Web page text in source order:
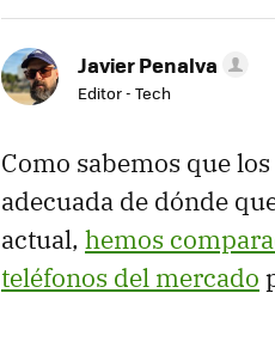
Javier Penalva
Editor - Tech
Como sabemos que
adecuada de dónde
actual, hemos
teléfonos del mercado